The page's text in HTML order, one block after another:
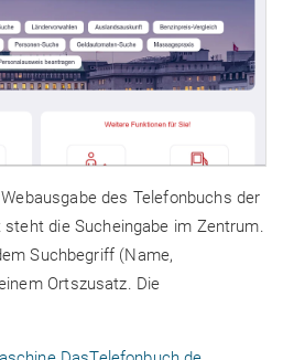
des Telefonbuchs der
die Sucheingabe im Zentrum.
Suchbegriff (Name,
Ortszusatz. Die